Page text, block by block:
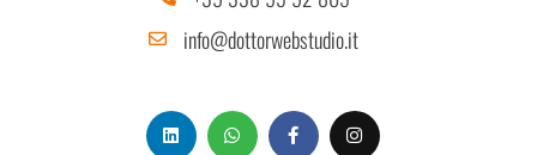
info@dottorwebstudio.it